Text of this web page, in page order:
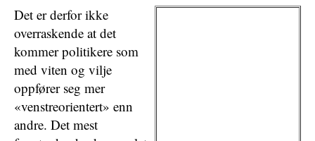
Det er derfor ikke
overraskende at det
kommer politikere som
med viten og vilje
oppfører seg mer
«venstreorientert» enn
andre. Det mest